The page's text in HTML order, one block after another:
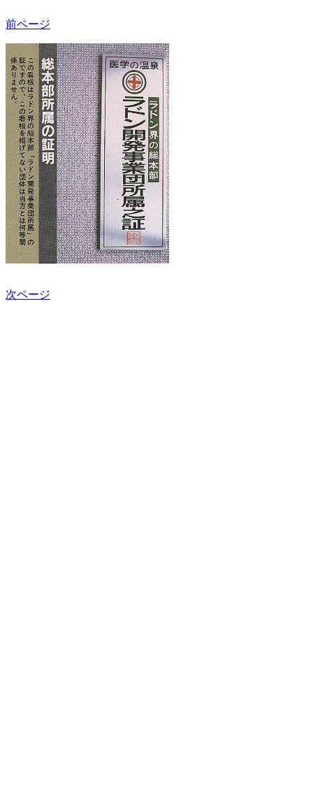
前ページ
次ページ